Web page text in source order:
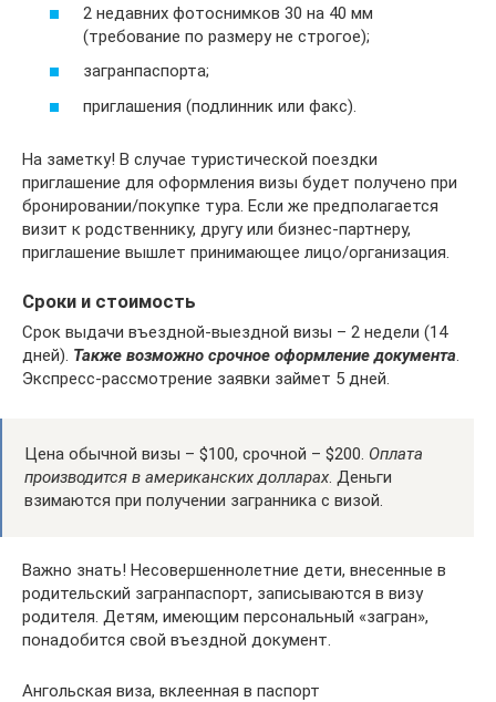
2 недавних фотоснимков 30 на 40 мм
(требование по размеру не строгое);
загранпаспорта;
приглашения (подлинник или факс).
На заметку! В случае туристической поездки
приглашение для оформления визы будет получено при
бронировании/покупке тура. Если же предполагается
визит к родственнику, другу или бизнес-партнеру,
приглашение вышлет принимающее лицо/организация.
Сроки и стоимость
Срок выдачи въездной-выездной визы – 2 недели (14
дней). Также возможно срочное оформление документа.
Экспресс-рассмотрение заявки займет 5 дней.
Цена обычной визы – $100, срочной – $200. Оплата
производится в американских долларах. Деньги
взимаются при получении загранника с визой.
Важно знать! Несовершеннолетние дети, внесенные в
родительский загранпаспорт, записываются в визу
родителя. Детям, имеющим персональный «загран»,
понадобится свой въездной документ.
Ангольская виза, вклеенная в паспорт